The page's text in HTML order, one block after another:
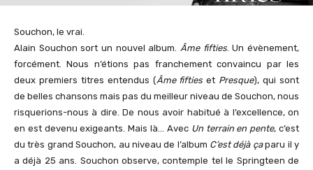
Souchon, le vrai.
Alain Souchon sort un nouvel album. Âme fifties. Un évènement,
forcément. Nous n’étions pas franchement convaincu par les
deux premiers titres entendus (Âme fifties et Presque), qui sont
de belles chansons mais pas du meilleur niveau de Souchon, nous
risquerions-nous à dire. De nous avoir habitué à l’excellence, on
en est devenu exigeants. Mais là… Avec Un terrain en pente, c’est
du très grand Souchon, au niveau de l’album C’est déjà çaparu il y
a déjà 25 ans. Souchon observe, contemple tel le Springteen de